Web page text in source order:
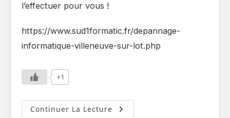
l’effectuer pour vous !
https://www.sud1formatic.fr/depannage-
informatique-villeneuve-sur-lot.php
+1
Continuer La Lecture Top
5